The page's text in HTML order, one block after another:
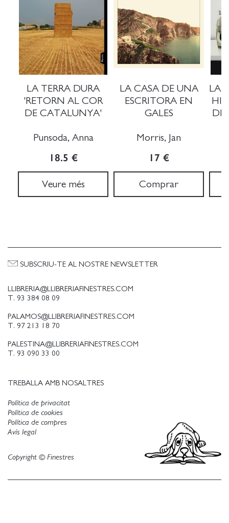
LA TERRA DURA
'RETORN AL COR
DE CATALUNYA'
Punsoda, Anna
18.5 €
Veure més
LA CASA DE UNA
ESCRITORA EN
GALES
Morris, Jan
17 €
Comprar
LA
DE
LLIBRERIA@LLIBRERIAFINESTRES.COM
T. 93 384 08 09
PALAMOS@LLIBRERIAFINESTRES.COM
T. 97 213 18 70
PALESTINA@LLIBRERIAFINESTRES.COM
T. 93 090 33 00
TREBALLA AMB NOSALTRES
SUBSCRIU-TE AL NOSTRE NEWSLETTER
Política de privacitat
Política de cookies
Avís legal
Política de compres
Copyright © Finestres